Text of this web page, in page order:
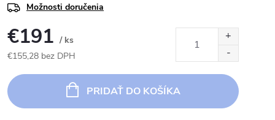
Možnosti doručenia
€191 / ks
€155,28 bez DPH
cena:
PRIDAŤ DO KOŠÍKA